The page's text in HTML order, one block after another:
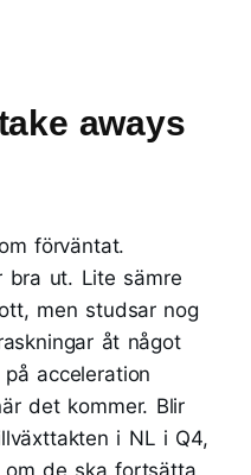
aways
förväntat.
bra ut. Lite sämre
men studsar nog
åt något
acceleration
det kommer. Blir
i NL i Q4,
de ska fortsätta